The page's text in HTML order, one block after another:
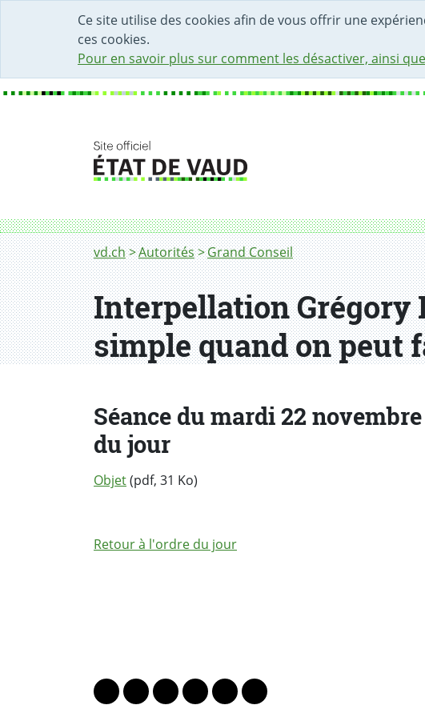
Ce site utilise des cookies afin de vous offrir une
ces cookies.
Pour en savoir plus sur comment les désactiver, ainsi
DÉBUT DU CONTENU DE LA PAGE
ACCÈS AU CHAMP DE RECHERCHE
PAGE D'ACCUEIL
FORMULAIRE DE CONTACT
Fil d'Ariane
vd.ch Autorités Grand Conseil
Interpellation Grégory
simple quand on peut
Séance du mardi 22
du jour
Objet(pdf, 31 Ko)
Retour à l'ordre du jour
Lien vers le profil Mastodon
Lien vers le profil Bluesky
Lien vers le profil Instagram
Lien vers le profil Linkedin
Lien vers le profil Facebook
Lien vers le profil Twitter